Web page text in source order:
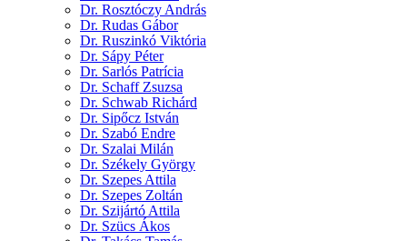
Dr. Rosztóczy András
Dr. Rudas Gábor
Dr. Ruszinkó Viktória
Dr. Sápy Péter
Dr. Sarlós Patrícia
Dr. Schaff Zsuzsa
Dr. Schwab Richárd
Dr. Sipőcz István
Dr. Szabó Endre
Dr. Szalai Milán
Dr. Székely György
Dr. Szepes Attila
Dr. Szepes Zoltán
Dr. Szijártó Attila
Dr. Szücs Ákos